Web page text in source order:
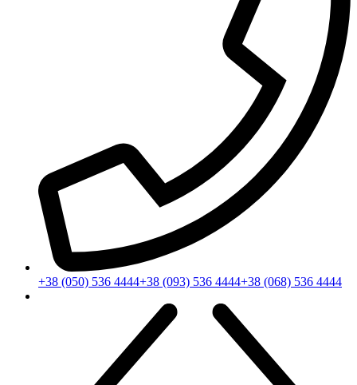
+38 (050) 536 4444+38 (093) 536 4444+38 (068) 536 4444